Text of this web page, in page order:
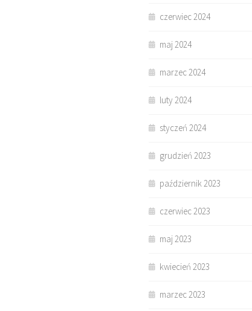
czerwiec 2024
maj 2024
marzec 2024
luty 2024
styczeń 2024
grudzień 2023
październik 2023
czerwiec 2023
maj 2023
kwiecień 2023
marzec 2023